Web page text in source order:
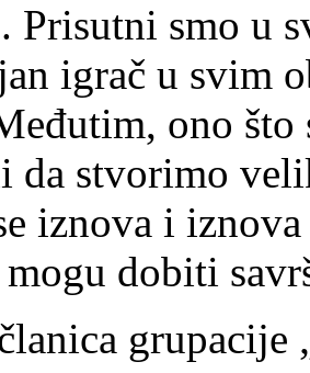
Prisutni smo u
igrač u svim
ono
da stvorimo
iznova i
dobiti
grupacije